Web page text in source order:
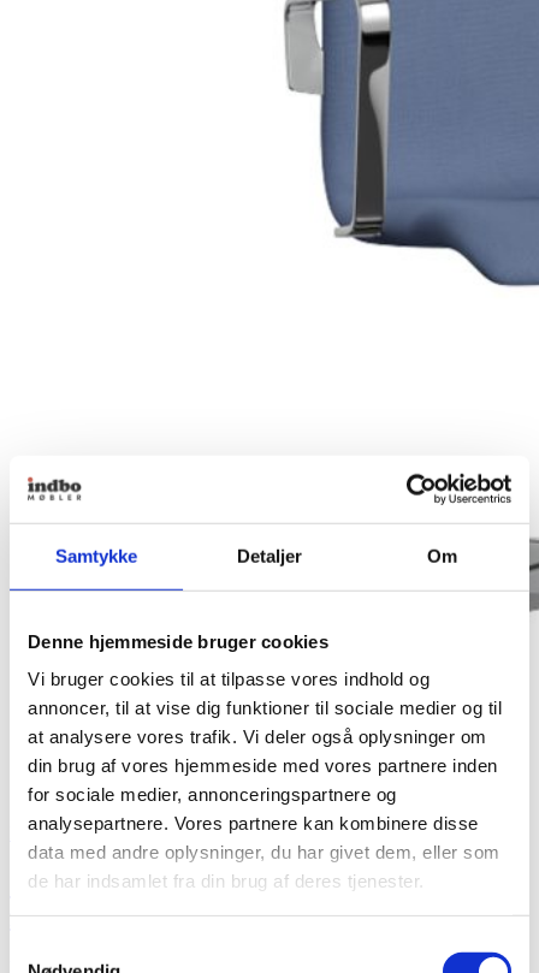
Samtykke Detaljer Om
Denne hjemmeside bruger cookies
Vi bruger cookies til at tilpasse vores indhold og
annoncer, til at vise dig funktioner til sociale medier og til
at analysere vores trafik. Vi deler også oplysninger om
din brug af vores hjemmeside med vores partnere inden
for sociale medier, annonceringspartnere og
analysepartnere. Vores partnere kan kombinere disse
data med andre oplysninger, du har givet dem, eller som
de har indsamlet fra din brug af deres tjenester.
Fritz Hansen
Oxford Armstol med 5-grenet fod – Lav
ryg
Fra17.999,00kr.